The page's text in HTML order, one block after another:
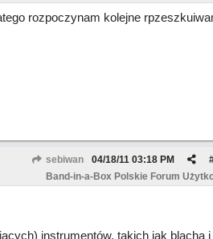
rozpoczynam kolejne
sebiwan 04/18/11 03:18 PM
Band-in-a-Box Polskie Forum
instrumentów, takich jak blacha i